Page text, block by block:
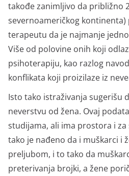
takođe zanimljivo da približno
severnoameričkog kontinenta)
terapeutu da je najmanje
Više od polovine onih koji
psihoterapiju, kao razlog
konflikata koji proizilaze iz
Isto tako istraživanja sugerišu
neverstvu od žena. Ovaj
studijama, ali ima prostora i
tako je nađeno da i muškarci i
preljubom, i to tako da
preterivanja brojki, a žene